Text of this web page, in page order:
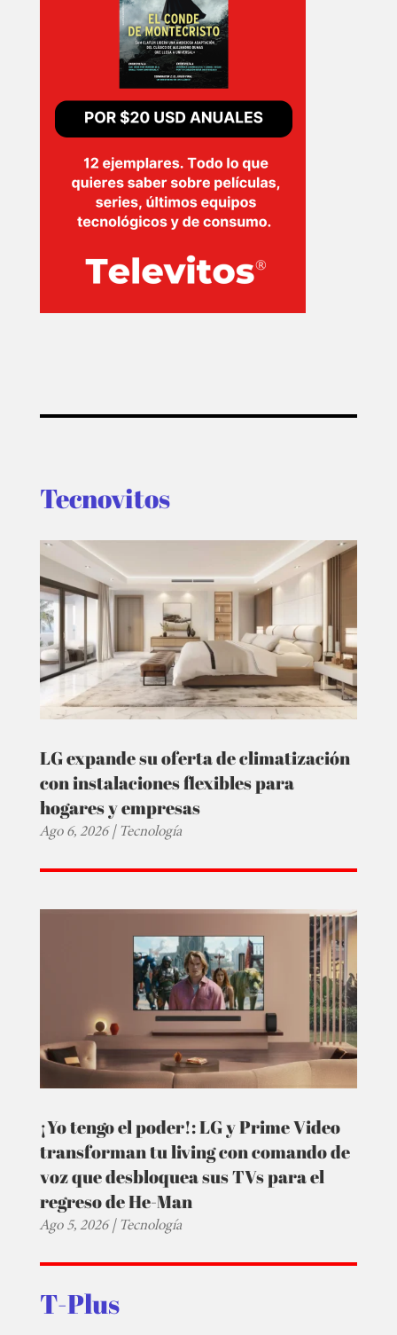
Tecnovitos
LG expande su oferta de climatización
con instalaciones flexibles para
hogares y empresas
Ago 6, 2026|Tecnología
¡Yo tengo el poder!: LG y Prime Video
transforman tu living con comando de
voz que desbloquea sus TVs para el
regreso de He-Man
Ago 5, 2026|Tecnología
T-Plus